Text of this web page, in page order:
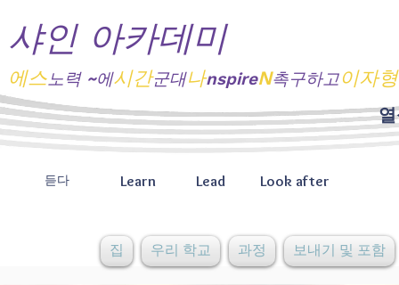
샤인 아카데미
에스노력 ~에시간군대나nspireN촉구하고이자형
듣다 Learn Lead Look after
집 우리 학교 과정 보내기 및 포함